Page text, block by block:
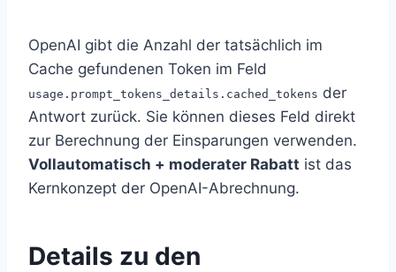
OpenAI gibt die Anzahl der tatsächlich im
Cache gefundenen Token im Feld
usage.prompt_tokens_details.cached_tokens der
Antwort zurück. Sie können dieses Feld direkt
zur Berechnung der Einsparungen verwenden.
Vollautomatisch + moderater Rabatt ist das
Kernkonzept der OpenAI-Abrechnung.
Details zu den